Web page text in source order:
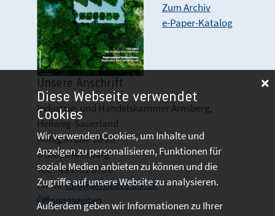
Zum Archiv
e-Paper-Katalog
Unsere Anschrift
Industrie- und Handelskammer Arnsberg,
Hellweg-Sauerland
Königstraße 18-20
D 59821 Arnsberg
Tel: +49 2931 878 0
Email:info@arnsberg.ihk.de
Öffnungszeiten
Diese Webseite verwendet
Cookies
Wir verwenden Cookies, um Inhalte und
Anzeigen zu personalisieren, Funktionen für
soziale Medien anbieten zu können und die
Zugriffe auf unsere Website zu analysieren.
Außerdem geben wir Informationen zu Ihrer